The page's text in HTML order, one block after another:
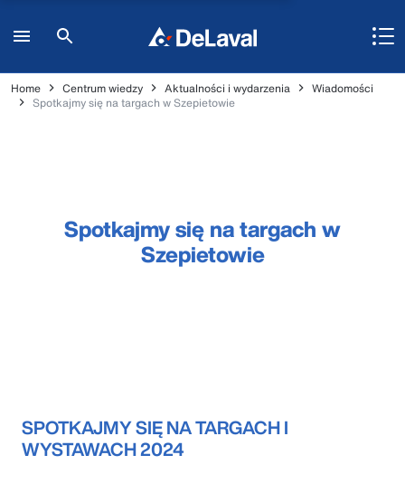
Home Centrum wiedzy Aktualności i wydarzenia
Wiadomości
Spotkajmy się na targach w Szepietowie
Spotkajmy się na targach w
Szepietowie
SPOTKAJMY SIĘ NA TARGACH I
WYSTAWACH 2024